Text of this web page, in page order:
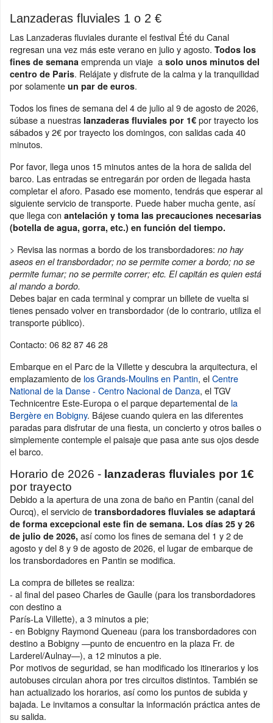
Lanzaderas fluviales 1 o 2 €
Las Lanzaderas fluviales durante el festival Été du Canal
regresan una vez más este verano en julio y agosto. Todos los
fines de semana emprenda un viaje a solo unos minutos del
centro de Paris. Relájate y disfrute de la calma y la tranquilidad
por solamente un par de euros.
Todos los fines de semana del 4 de julio al 9 de agosto de 2026,
súbase a nuestras lanzaderas fluviales por 1€ por trayecto los
sábados y 2€ por trayecto los domingos, con salidas cada 40
minutos.
Por favor, llega unos 15 minutos antes de la hora de salida del
barco. Las entradas se entregarán por orden de llegada hasta
completar el aforo. Pasado ese momento, tendrás que esperar al
siguiente servicio de transporte. Puede haber mucha gente, así
que llega con antelación y toma las precauciones necesarias
(botella de agua, gorra, etc.) en función del tiempo.
> Revisa las normas a bordo de los transbordadores: no hay
aseos en el transbordador; no se permite comer a bordo; no se
permite fumar; no se permite correr; etc. El capitán es quien está
al mando a bordo.
Debes bajar en cada terminal y comprar un billete de vuelta si
tienes pensado volver en transbordador (de lo contrario, utiliza el
transporte público).
Contacto: 06 82 87 46 28
Embarque en el Parc de la Villette y descubra la arquitectura, el
emplazamiento de los Grands-Moulins en Pantin, elCentre
National de la Danse - Centro Nacional de Danza, el TGV
Technicentre Este-Europa o el parque departemental de la
Bergère en Bobigny. Bájese cuando quiera en las diferentes
paradas para disfrutar de una fiesta, un concierto y otros bailes o
simplemente contemple el paisaje que pasa ante sus ojos desde
el barco.
Horario de 2026 - lanzaderas fluviales por 1€
por trayecto
Debido a la apertura de una zona de baño en Pantin (canal del
Ourcq), el servicio de transbordadores fluviales se adaptará
de forma excepcional este fin de semana. Los días 25 y 26
de julio de 2026, así como los fines de semana del 1 y 2 de
agosto y del 8 y 9 de agosto de 2026, el lugar de embarque de
los transbordadores en Pantin se modifica.
La compra de billetes se realiza:
- al final del paseo Charles de Gaulle (para los transbordadores
con destino a
París-La Villette), a 3 minutos a pie;
- en Bobigny Raymond Queneau (para los transbordadores con
destino a Bobigny —punto de encuentro en la plaza Fr. de
Larderel/Aulnay—), a 12 minutos a pie.
Por motivos de seguridad, se han modificado los itinerarios y los
autobuses circulan ahora por tres circuitos distintos. También se
han actualizado los horarios, así como los puntos de subida y
bajada. Le invitamos a consultar la información práctica antes de
su salida.